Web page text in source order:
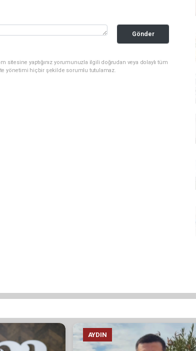
Gönder
sitesine yaptığınız yorumunuzla ilgili doğrudan veya dolaylı tüm
yönetimi hiçbir şekilde sorumlu tutulamaz.
AYDIN